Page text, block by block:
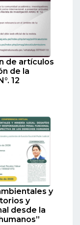
de artículos
de la
12
y
y
desde la